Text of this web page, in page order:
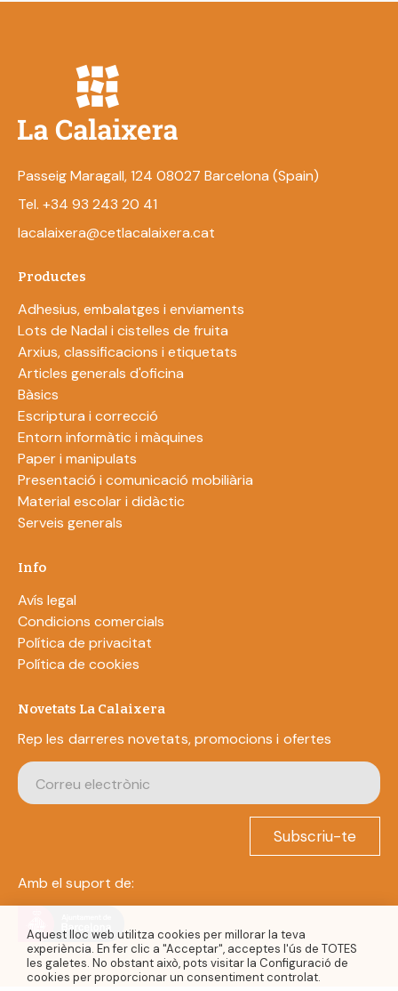
Passeig Maragall, 124 08027 Barcelona (Spain)
Tel. +34 93 243 20 41
lacalaixera@cetlacalaixera.cat
Productes
Adhesius, embalatges i enviaments
Lots de Nadal i cistelles de fruita
Arxius, classificacions i etiquetats
Articles generals d'oficina
Bàsics
Escriptura i correcció
Entorn informàtic i màquines
Paper i manipulats
Presentació i comunicació mobiliària
Material escolar i didàctic
Serveis generals
Info
Avís legal
Condicions comercials
Política de privacitat
Política de cookies
Novetats La Calaixera
Rep les darreres novetats, promocions i ofertes
Subscriu-te
Amb el suport de:
Aquest lloc web utilitza cookies per millorar la teva
experiència. En fer clic a "Acceptar", acceptes l'ús de TOTES
les galetes. No obstant això, pots visitar la Configuració de
cookies per proporcionar un consentiment controlat.